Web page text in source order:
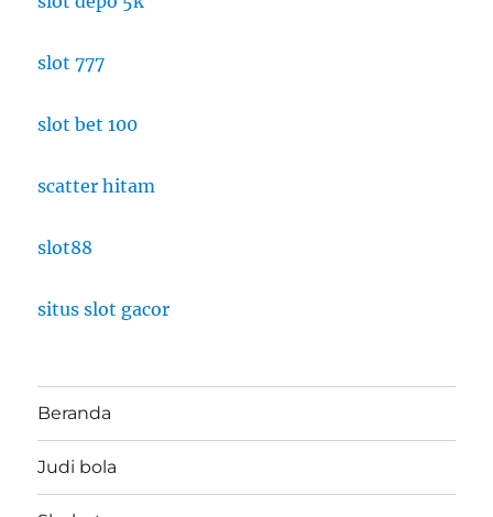
slot 777
slot bet 100
scatter hitam
slot88
situs slot gacor
Beranda
Judi bola